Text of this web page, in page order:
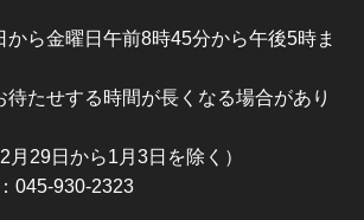
から金曜日午前8時45分から午後5時ま
たせする時間が長くなる場合があり
月29日から1月3日を除く）
045-930-2323